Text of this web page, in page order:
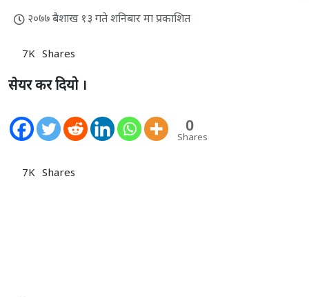
२०७७ बैशाख १३ गते शनिबार मा प्रकाशित
7K Shares
सेयर कर दियो ।
0
Shares
7K Shares